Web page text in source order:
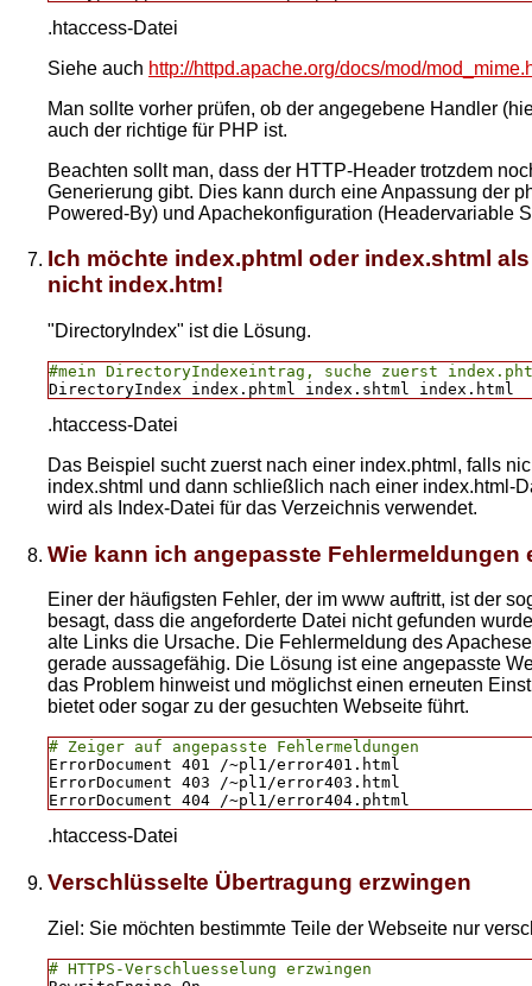
.htaccess-Datei
Siehe auch http://httpd.apache.org/docs/mod/
Man sollte vorher prüfen, ob der angegebene Handler
auch der richtige für PHP ist.
Beachten sollt man, dass der HTTP-Header trotzdem
Generierung gibt. Dies kann durch eine Anpassung der
Powered-By) und Apachekonfiguration (Headervariable
Ich möchte index.phtml oder index.shtml
nicht index.htm!
"DirectoryIndex" ist die Lösung.
#mein DirectoryIndexeintrag, suche zuerst
DirectoryIndex index.phtml index.shtml index.html
.htaccess-Datei
Das Beispiel sucht zuerst nach einer index.phtml, falls
index.shtml und dann schließlich nach einer index.html-
wird als Index-Datei für das Verzeichnis verwendet.
Wie kann ich angepasste Fehlermeldungen
Einer der häufigsten Fehler, der im www auftritt, ist der
besagt, dass die angeforderte Datei nicht gefunden
alte Links die Ursache. Die Fehlermeldung des
gerade aussagefähig. Die Lösung ist eine angepasste
das Problem hinweist und möglichst einen erneuten
bietet oder sogar zu der gesuchten Webseite führt.
# Zeiger auf angepasste Fehlermeldungen
ErrorDocument 401 /~pl1/error401.html
ErrorDocument 403 /~pl1/error403.html
.htaccess-Datei
Verschlüsselte Übertragung erzwingen
Ziel: Sie möchten bestimmte Teile der Webseite nur
# HTTPS-Verschluesselung erzwingen